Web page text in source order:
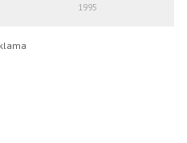
1995